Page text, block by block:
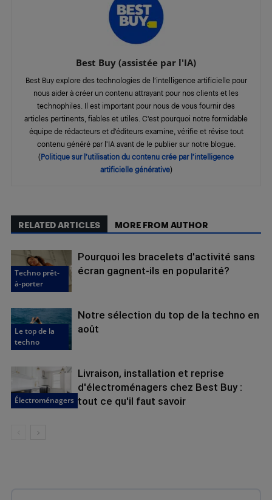
Best Buy (assistée par l'IA)
Best Buy explore des technologies de l’intelligence artificielle pour
nous aider à créer un contenu attrayant pour nos clients et les
technophiles. Il est important pour nous de vous fournir des
articles pertinents, fiables et utiles. C'est pourquoi notre formidable
équipe de rédacteurs et d'éditeurs examine, vérifie et révise tout
contenu généré par l'IA avant de le publier sur notre blogue.
(Politique sur l’utilisation du contenu crée par l’intelligence
artificielle générative)
RELATED ARTICLES MORE FROM AUTHOR
Techno prêt-
à-porter
Pourquoi les bracelets d'activité sans
écran gagnent-ils en popularité?
Le top de la
techno
Notre sélection du top de la techno en
août
Électroménagers
Livraison, installation et reprise
d'électroménagers chez Best Buy :
tout ce qu'il faut savoir